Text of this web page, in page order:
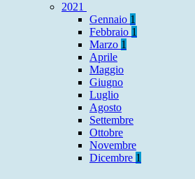
2021
Gennaio 1
Febbraio 1
Marzo 1
Aprile
Maggio
Giugno
Luglio
Agosto
Settembre
Ottobre
Novembre
Dicembre 1